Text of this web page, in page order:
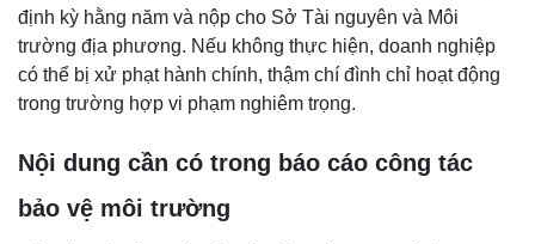
định kỳ hằng năm và nộp cho Sở Tài nguyên và Môi
trường địa phương. Nếu không thực hiện, doanh nghiệp
có thể bị xử phạt hành chính, thậm chí đình chỉ hoạt động
trong trường hợp vi phạm nghiêm trọng.
Nội dung cần có trong báo cáo công tác
bảo vệ môi trường